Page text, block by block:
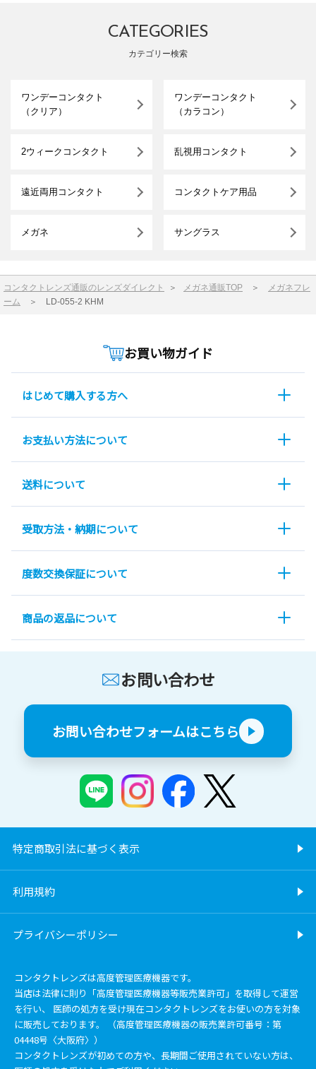
CATEGORIES
カテゴリー検索
ワンデーコンタクト
（クリア）
ワンデーコンタクト
（カラコン）
2ウィークコンタクト 乱視用コンタクト
遠近両用コンタクト コンタクトケア用品
メガネ サングラス
コンタクトレンズ通販のレンズダイレクト ＞ メガネ通販TOP ＞
メガネフレ
ーム ＞ LD-055-2 KHM
お買い物ガイド
はじめて購入する方へ
お支払い方法について
送料について
受取方法・納期について
度数交換保証について
商品の返品について
お問い合わせ
お問い合わせフォームはこちら
特定商取引法に基づく表示
利用規約
プライバシーポリシー
コンタクトレンズは高度管理医療機器です。
当店は法律に則り「高度管理医療機器等販売業許可」を取得して運営
を行い、 医師の処方を受け現在コンタクトレンズをお使いの方を対象
に販売しております。 （高度管理医療機器の販売業許可番号：第
04448号〈大阪府〉）
コンタクトレンズが初めての方や、長期間ご使用されていない方は、